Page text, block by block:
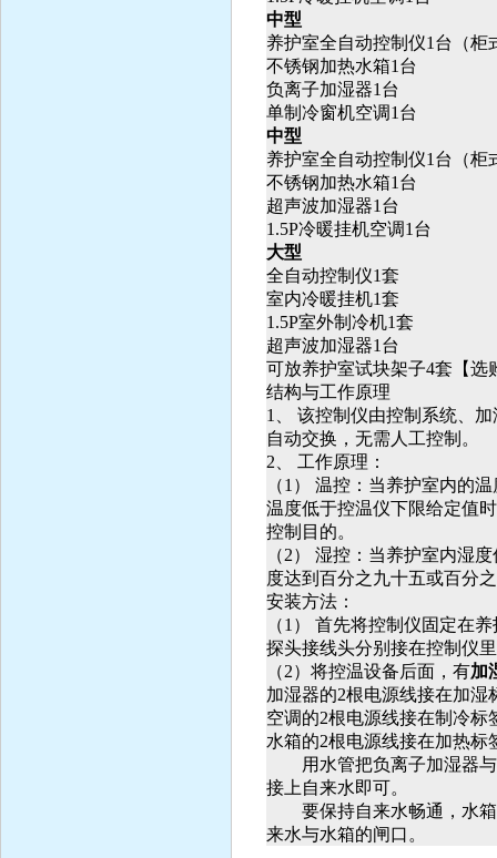
中型
养护室全自动控制仪1台（柜
不锈钢加热水箱1台
负离子加湿器1台
单制冷窗机空调1台
中型
养护室全自动控制仪1台（柜
不锈钢加热水箱1台
超声波加湿器1台
1.5P冷暖挂机空调1台
大型
全自动控制仪1套
室内冷暖挂机1套
1.5P室外制冷机1套
超声波加湿器1台
可放养护室试块架子4套【选
结构与工作原理
1
该控制仪由控制系统、
自动交换，无需人工控制。
2
工作原理：
（1 ）
温控：当养护室内的
温度低于控温仪下限给定值
控制目的。
（2）
湿控：当养护室内湿
度达到百分之九十五或百分
安装方法：
（1 ）
首先将控制仪固定在
探头接线头分别接在控制仪
（2）将控温设备后面，有加
加湿器的2根电源线接在加湿
空调的2根电源线接在制冷标
水箱的2根电源线接在加热标
用水管把负离子加湿器
接上自来水即可。
要保持自来水畅通，水
来水与水箱的闸口。